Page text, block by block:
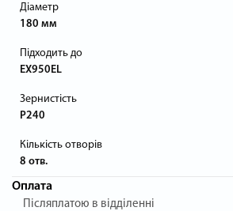
Діаметр
180 мм
Підходить до
EX950EL
Зернистість
P240
Кількість отворів
8 отв.
Оплата
Післяплатою в відділенні